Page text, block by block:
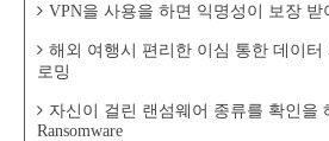
VPN을 사용을 하면 익명성이 보장 받
해외 여행시 편리한 이심 통한 데이터
로밍
자신이 걸린 랜섬웨어 종류를 확인을
Ransomware